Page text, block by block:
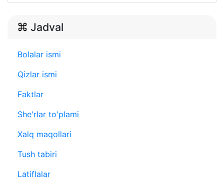
Jadval
Bolalar ismi
Qizlar ismi
Faktlar
She'rlar to'plami
Xalq maqollari
Tush tabiri
Latiflalar